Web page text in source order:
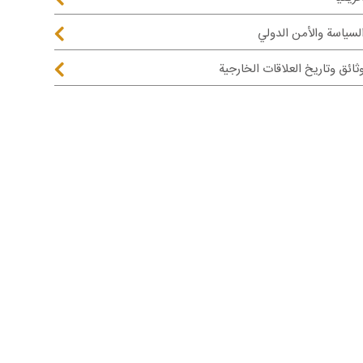
والأمن الدولي
وتاريخ العلاقات الخارجية